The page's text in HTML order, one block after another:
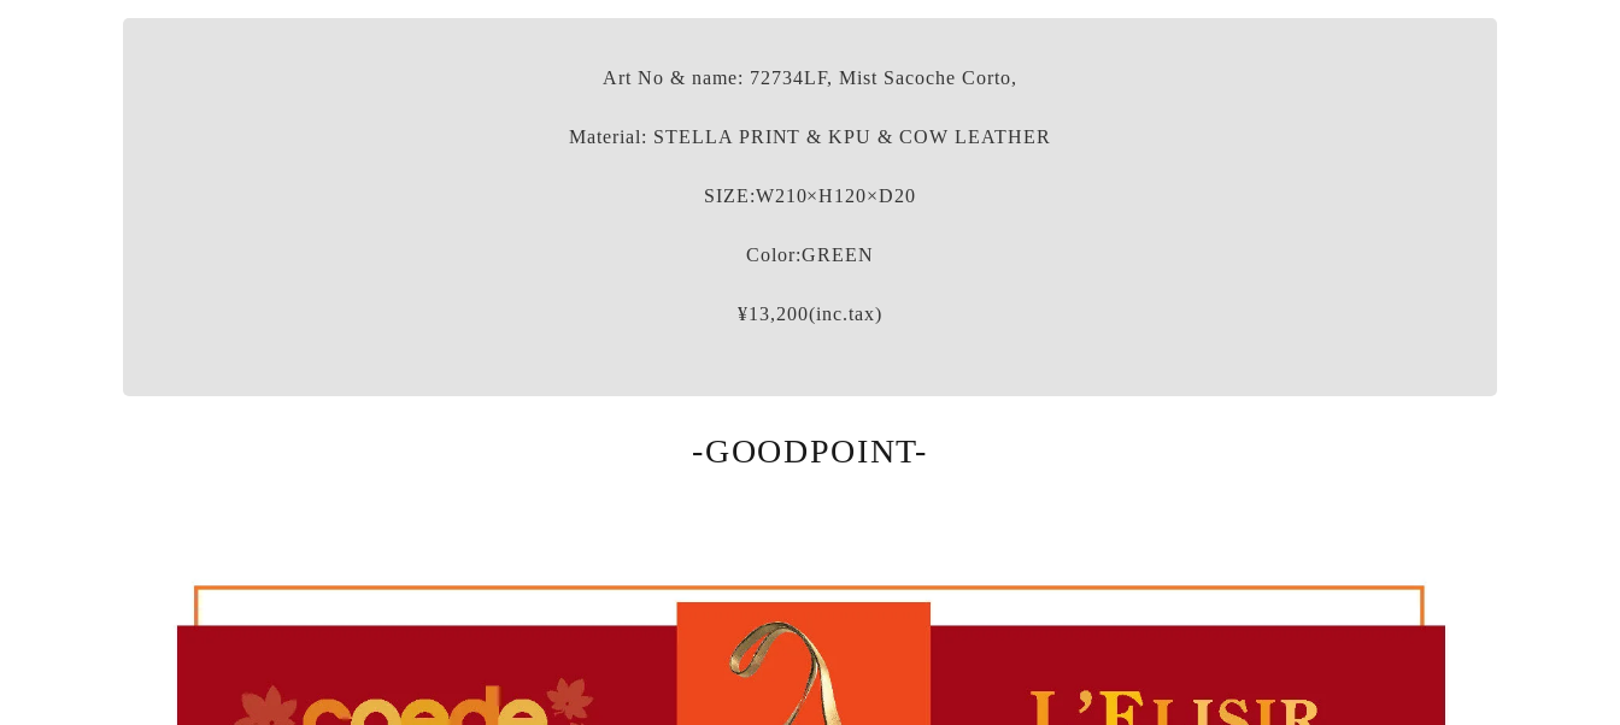
Art No & name: 72734LF, Mist Sacoche Corto,
Material: STELLA PRINT & KPU & COW LEATHER
SIZE:W210×H120×D20
Color:GREEN
¥13,200(inc.tax)
-GOODPOINT-